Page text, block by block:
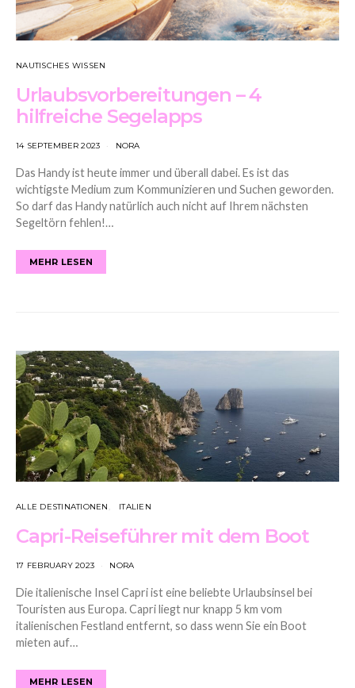
NAUTISCHES WISSEN
Urlaubsvorbereitungen – 4
hilfreiche Segelapps
14 SEPTEMBER 2023 NORA
Das Handy ist heute immer und überall dabei. Es ist das
wichtigste Medium zum Kommunizieren und Suchen geworden.
So darf das Handy natürlich auch nicht auf Ihrem nächsten
Segeltörn fehlen!…
MEHR LESEN
ALLE DESTINATIONEN ITALIEN
Capri-Reiseführer mit dem Boot
17 FEBRUARY 2023 NORA
Die italienische Insel Capri ist eine beliebte Urlaubsinsel bei
Touristen aus Europa. Capri liegt nur knapp 5 km vom
italienischen Festland entfernt, so dass wenn Sie ein Boot
mieten auf…
MEHR LESEN